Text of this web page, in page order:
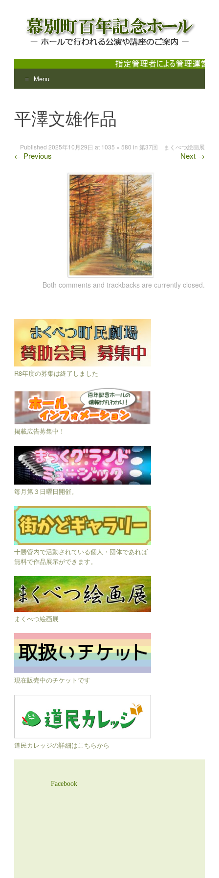
幕別町百年記念ホール
ホールで行われる公演や講座のご案内
Menu
content
平澤文雄作品
Published 2025年10月29日 at 1035 × 580 in 第37回 まくべつ絵画展
← Previous Next →
Both comments and trackbacks are currently closed.
R8年度の募集は終了しました
掲載広告募集中！
毎月第３日曜日開催。
十勝管内で活動されている個人・団体であれば
無料で作品展示ができます。
まくべつ絵画展
現在販売中のチケットです
道民カレッジの詳細はこちらから
Facebook